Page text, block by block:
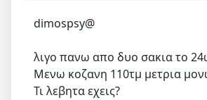
dimospsy@
λιγο πανω απο δυο σακια το
Μενω κοζανη 110τμ μετρια
Τι λεβητα εχεις?